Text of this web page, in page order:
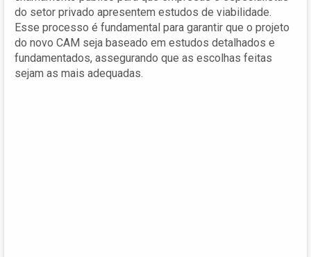
do setor privado apresentem estudos de viabilidade.
Esse processo é fundamental para garantir que o projeto
do novo CAM seja baseado em estudos detalhados e
fundamentados, assegurando que as escolhas feitas
sejam as mais adequadas.